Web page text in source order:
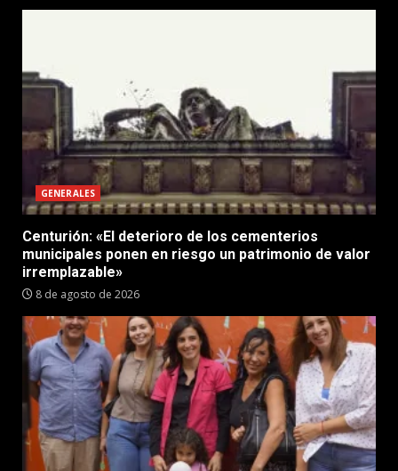
GENERALES
Centurión: «El deterioro de los cementerios
municipales ponen en riesgo un patrimonio de valor
irremplazable»
8 de agosto de 2026